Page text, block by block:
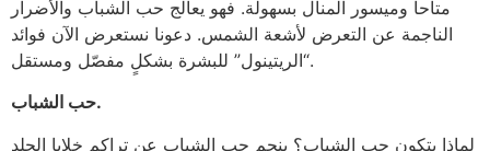
متاحاً وميسور المنال بسهولة. فهو يعالج حب الشباب والأضرار
الناجمة عن التعرض لأشعة الشمس. دعونا نستعرض الآن فوائد
“الريتينول” للبشرة بشكلٍ مفصّل ومستقل.
حب الشباب.
لماذا يتكون حب الشباب؟ ينجم حب الشباب عن تراكم خلايا الجلد